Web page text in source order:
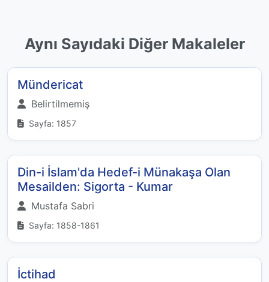
Aynı Sayıdaki Diğer Makaleler
Mündericat
Belirtilmemiş
Sayfa: 1857
Din-i İslam'da Hedef-i Münakaşa Olan
Mesailden: Sigorta - Kumar
Mustafa Sabri
Sayfa: 1858-1861
İctihad